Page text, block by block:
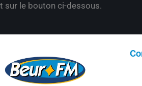
sur le bouton ci-dessous.